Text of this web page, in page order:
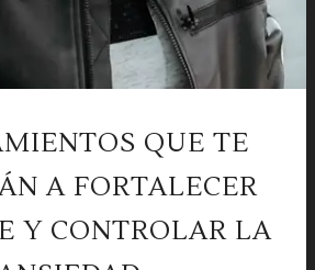
QUE TE
A FORTALECER
Y CONTROLAR LA